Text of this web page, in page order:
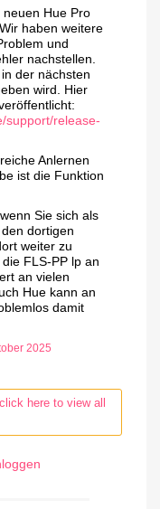
Hue Pro
haben weitere
und
nachstellen.
der nächsten
wird. Hier
support/release-
Anlernen
ist die Funktion
Sie sich als
dortigen
weiter zu
FLS-PP lp an
an vielen
Hue kann an
damit
2025
here to view all